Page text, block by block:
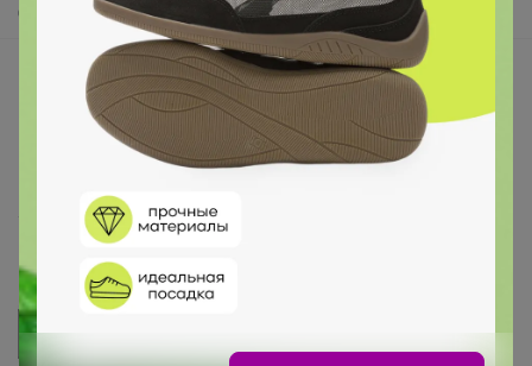
Самое быстрое
Начать зарабатывать с 24-ok
Picabox.ru - Лучшее место для ваших изображений
Розыгрыш - Генератор случайных чисел
Укорачиватель ссылок